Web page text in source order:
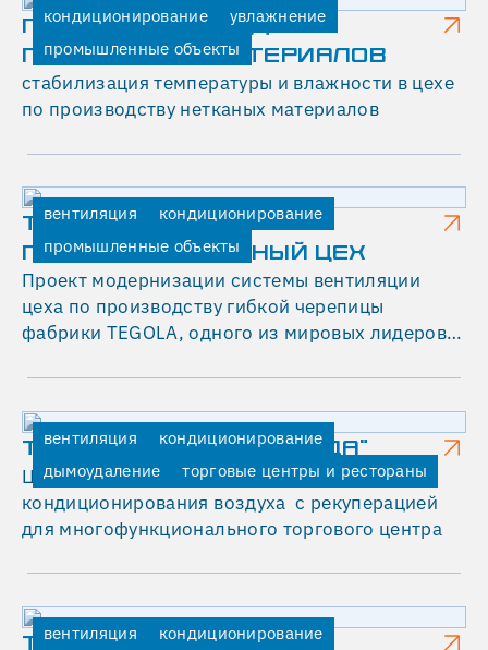
кондиционирование
увлажнение
промышленные объекты
ГЕКСА - ПРОИЗВОДСТВО
ПОЛИМЕРНЫХ МАТЕРИАЛОВ
стабилизация температуры и влажности в цехе
по производству нетканых материалов
вентиляция
кондиционирование
промышленные объекты
ТЕГОЛА РУФИНГ -
ПРОИЗВОДСТВЕННЫЙ ЦЕХ
Проект модернизации системы вентиляции
цеха по производству гибкой черепицы
фабрики TEGOLA, одного из мировых лидеров в
гидроизоляционных систем.
вентиляция
кондиционирование
дымоудаление
торговые центры и рестораны
ТОРГОВЫЙ ЦЕНТР "СРЕДА"
Централизованная система вентиляции и
кондиционирования воздуха с рекуперацией
для многофункционального торгового центра
вентиляция
кондиционирование
ТОРГОВЫЙ ЦЕНТР "W
-
П
Р
О
И
З
В
О
Д
С
Е
Н
Н
Ы
Й
Ц
Е